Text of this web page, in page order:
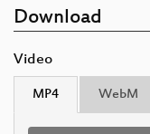
Download
Video
MP4 WebM